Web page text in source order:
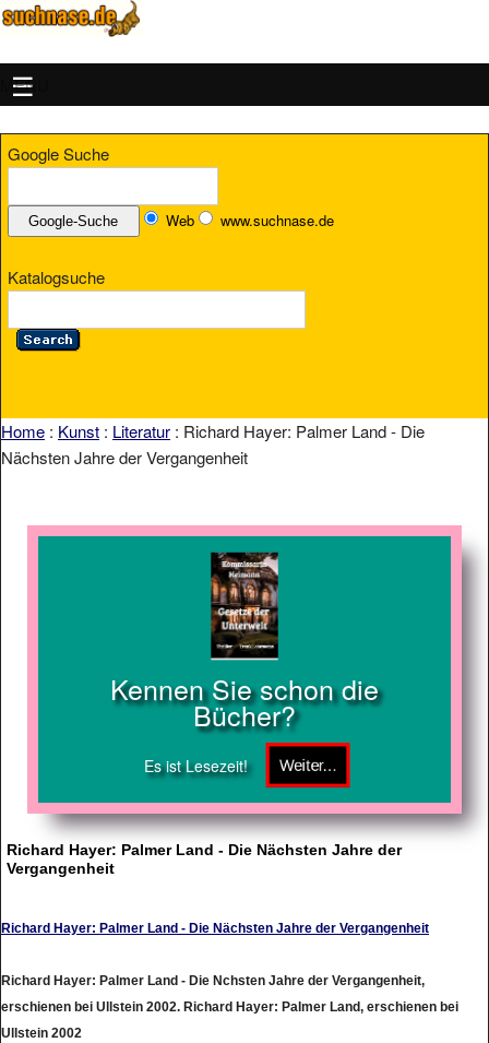
MENU
Google Suche
Web www.suchnase.de
Katalogsuche
Home : Kunst : Literatur : Richard Hayer: Palmer Land - Die
Nächsten Jahre der Vergangenheit
Kennen Sie schon die
Bücher?
Es ist Lesezeit!
Richard Hayer: Palmer Land - Die Nächsten Jahre der
Vergangenheit
Richard Hayer: Palmer Land - Die Nächsten Jahre der Vergangenheit
Richard Hayer: Palmer Land - Die Nchsten Jahre der Vergangenheit,
erschienen bei Ullstein 2002. Richard Hayer: Palmer Land, erschienen bei
Ullstein 2002